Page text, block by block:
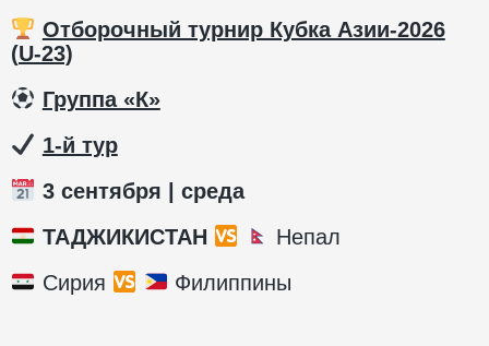
Отборочный турнир Кубка Азии-2026
(U-23)
Группа «К»
1-й тур
3 сентября | среда
ТАДЖИКИСТАН
Непал
Сирия
Филиппины